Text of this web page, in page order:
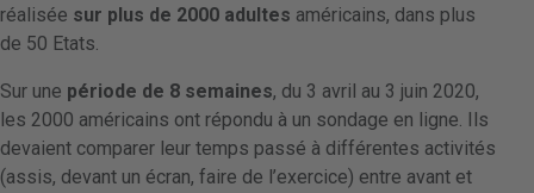
réalisée sur plus de 2000 adultes américains, dans plus
de 50 Etats.
Sur une période de 8 semaines, du 3 avril au 3 juin 2020,
les 2000 américains ont répondu à un sondage en ligne. Ils
devaient comparer leur temps passé à différentes activités
(assis, devant un écran, faire de l’exercice) entre avant et